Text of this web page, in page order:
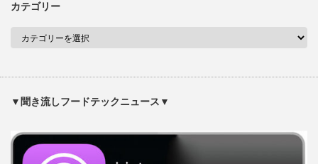
カテゴリー
▼聞き流しフードテックニュース▼